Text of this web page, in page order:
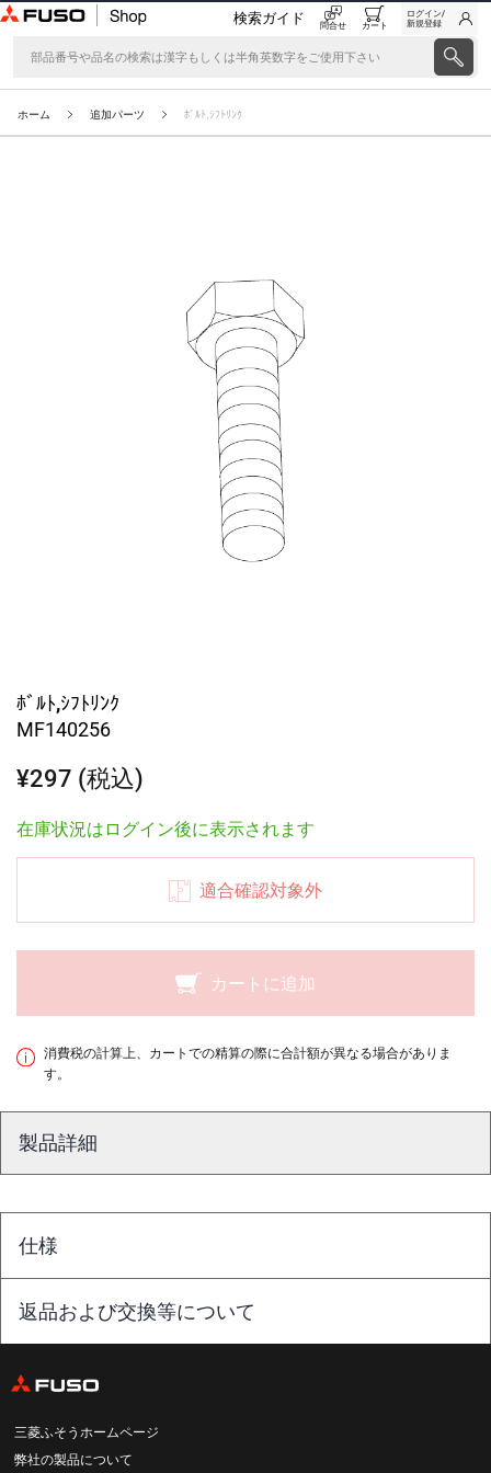
検索ガイド 問合せ カート
ログイン/
新規登録
ホーム 追加パーツ ﾎﾞﾙﾄ,ｼﾌﾄﾘﾝｸ
ﾎﾞﾙﾄ,ｼﾌﾄﾘﾝｸ
MF140256
¥297 (税込)
在庫状況はログイン後に表示されます
適合確認対象外
カートに追加
消費税の計算上、カートでの精算の際に合計額が異なる場合がありま
す。
製品詳細
仕様
返品および交換等について
三菱ふそうホームページ
弊社の製品について